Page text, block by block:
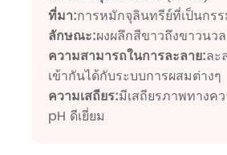
ที่มา:การหมักจุลินทรีย์ที่เป็นกร
ลักษณะ:ผงผลึกสีขาวถึงขาวนวล
ความสามารถในการละลาย:ละ
เข้ากันได้กับระบบการผสมต่างๆ
ความเสถียร:มีเสถียรภาพทางค
pH ดีเยี่ยม